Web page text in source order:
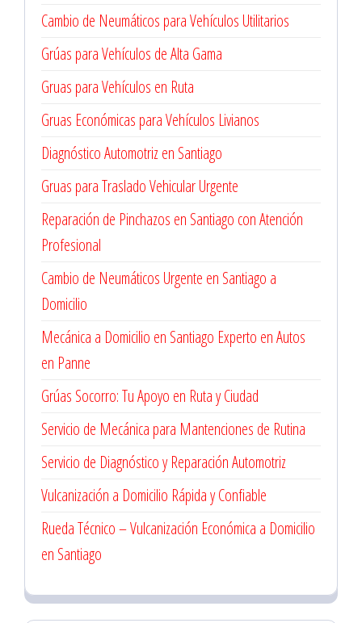
Cambio de Neumáticos para Vehículos Utilitarios
Grúas para Vehículos de Alta Gama
Gruas para Vehículos en Ruta
Gruas Económicas para Vehículos Livianos
Diagnóstico Automotriz en Santiago
Gruas para Traslado Vehicular Urgente
Reparación de Pinchazos en Santiago con Atención
Profesional
Cambio de Neumáticos Urgente en Santiago a
Domicilio
Mecánica a Domicilio en Santiago Experto en Autos
en Panne
Grúas Socorro: Tu Apoyo en Ruta y Ciudad
Servicio de Mecánica para Mantenciones de Rutina
Servicio de Diagnóstico y Reparación Automotriz
Vulcanización a Domicilio Rápida y Confiable
Rueda Técnico – Vulcanización Económica a Domicilio
en Santiago